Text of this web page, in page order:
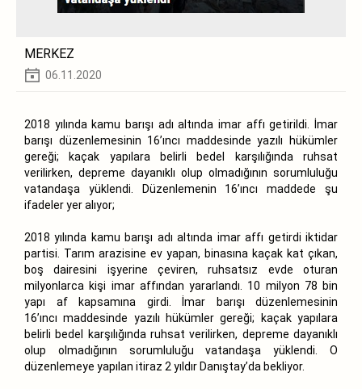
MERKEZ
06.11.2020
2018 yılında kamu barışı adı altında imar affı getirildi. İmar
barışı düzenlemesinin 16’ıncı maddesinde yazılı hükümler
gereği; kaçak yapılara belirli bedel karşılığında ruhsat
verilirken, depreme dayanıklı olup olmadığının sorumluluğu
vatandaşa yüklendi. Düzenlemenin 16’ıncı maddede şu
ifadeler yer alıyor;
2018 yılında kamu barışı adı altında imar affı getirdi iktidar
partisi. Tarım arazisine ev yapan, binasına kaçak kat çıkan,
boş dairesini işyerine çeviren, ruhsatsız evde oturan
milyonlarca kişi imar affından yararlandı. 10 milyon 78 bin
yapı af kapsamına girdi. İmar barışı düzenlemesinin
16’ıncı maddesinde yazılı hükümler gereği; kaçak yapılara
belirli bedel karşılığında ruhsat verilirken, depreme dayanıklı
olup olmadığının sorumluluğu vatandaşa yüklendi. O
düzenlemeye yapılan itiraz 2 yıldır Danıştay’da bekliyor.